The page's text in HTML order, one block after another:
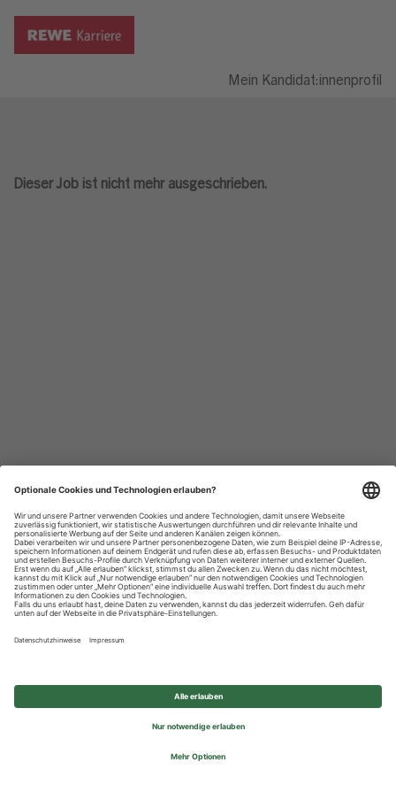
Mein Kandidat:innenprofil
Dieser Job ist nicht mehr ausgeschrieben.
Datenschutzhinweise
Impressum
Privatsphäre-Einstellungen
© 2026 REWE Group - All rights reserved